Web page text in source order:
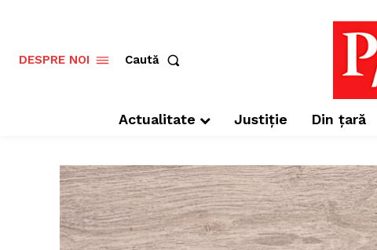
DESPRE NOI Caută
Actualitate Justiție Din țară